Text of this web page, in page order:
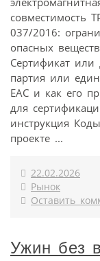
совместимость
037/2016:
опасных
Сертификат или
партия или
EAC и как его
для
инструкция
проекте ...
22.02.2026
Рынок
Оставить
Ужин без